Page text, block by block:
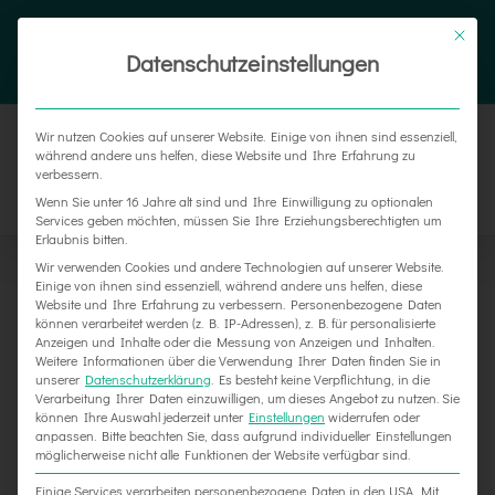
Zum
FacebookInstagram
Xing
Hygieneschutz für die Gastronomie
Datenschutzeinstellungen
Wir nutzen Cookies auf unserer Website. Einige von ihnen sind essenziell,
während andere uns helfen, diese Website und Ihre Erfahrung zu
verbessern.
Wenn Sie unter 16 Jahre alt sind und Ihre Einwilligung zu optionalen
Services geben möchten, müssen Sie Ihre Erziehungsberechtigten um
Erlaubnis bitten.
Wir verwenden Cookies und andere Technologien auf unserer Website.
Einige von ihnen sind essenziell, während andere uns helfen, diese
Website und Ihre Erfahrung zu verbessern. Personenbezogene Daten
können verarbeitet werden (z. B. IP-Adressen), z. B. für personalisierte
Anzeigen und Inhalte oder die Messung von Anzeigen und Inhalten.
Weitere Informationen über die Verwendung Ihrer Daten finden Sie in
unserer Datenschutzerklärung Es besteht keine Verpflichtung, in die
Verarbeitung Ihrer Daten einzuwilligen, um dieses Angebot zu nutzen. Sie
können Ihre Auswahl jederzeit unter Einstellungen widerrufen oder
anpassen. Bitte beachten Sie, dass aufgrund individueller Einstellungen
möglicherweise nicht alle Funktionen der Website verfügbar sind.
Einige Services verarbeiten personenbezogene Daten in den USA. Mit